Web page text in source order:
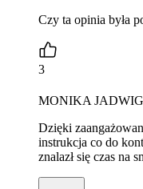
Czy ta opinia była
3
MONIKA
Dzięki
instrukcja co do
znalazł się czas na